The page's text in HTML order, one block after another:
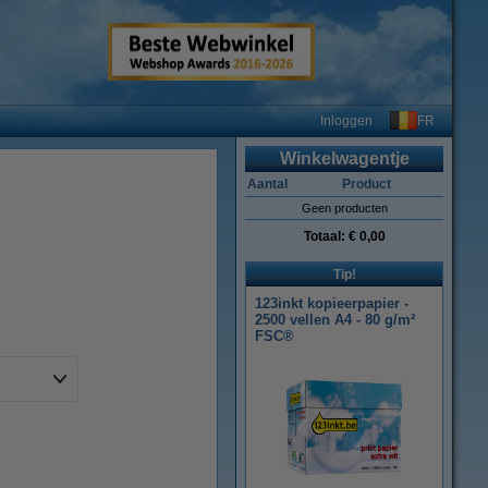
Inloggen FR
Winkelwagentje
Aantal Product
Geen producten
Totaal: € 0,00
Tip!
123inkt kopieerpapier -
2500 vellen A4 - 80 g/m²
FSC®